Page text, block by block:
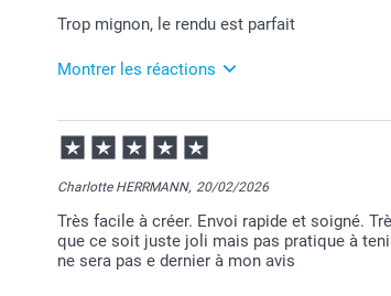
Au plaisir de vous retrouver sur
Cordialement,
Trop mignon, le rendu est parfait
Montrer les réactions
05/06/2026
07:43
Merci pour votre commande et pour
Ravie que votre mug vous plaise.
Cordialement,
Florence@smartphoto
Charlotte HERRMANN, 20/02/2026
Très facile à créer. Envoi rapide et soigné.
que ce soit juste joli mais pas pratique à
ne sera pas e dernier à mon avis